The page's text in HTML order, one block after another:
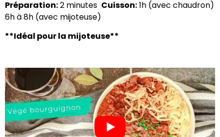
Préparation:2 minutes Cuisson:1h (avec chaudron)
6h à 8h (avec mijoteuse)
**Idéal pour la mijoteuse**